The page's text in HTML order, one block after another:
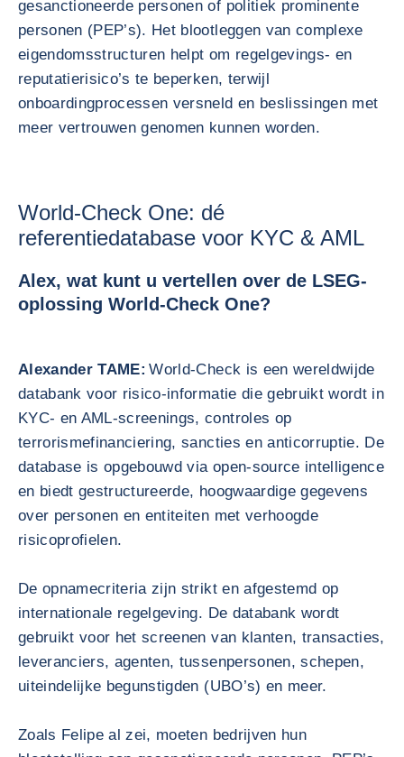
gesanctioneerde personen of politiek prominente
personen (PEP’s). Het blootleggen van complexe
eigendomsstructuren helpt om regelgevings- en
reputatierisico’s te beperken, terwijl
onboardingprocessen versneld en beslissingen met
meer vertrouwen genomen kunnen worden.
World‑Check One: dé
referentiedatabase voor KYC & AML
Alex, wat kunt u vertellen over de LSEG-
oplossing World‑Check One?
Alexander TAME:World‑Check is een wereldwijde
databank voor risico‑informatie die gebruikt wordt in
KYC‑ en AML‑screenings, controles op
terrorismefinanciering, sancties en anticorruptie. De
database is opgebouwd via open‑source intelligence
en biedt gestructureerde, hoogwaardige gegevens
over personen en entiteiten met verhoogde
risicoprofielen.
De opnamecriteria zijn strikt en afgestemd op
internationale regelgeving. De databank wordt
gebruikt voor het screenen van klanten, transacties,
leveranciers, agenten, tussenpersonen, schepen,
uiteindelijke begunstigden (UBO’s) en meer.
Zoals Felipe al zei, moeten bedrijven hun